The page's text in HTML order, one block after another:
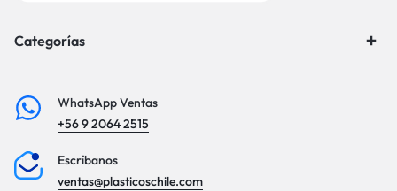
Categorías
WhatsApp Ventas
+56 9 2064 2515
Escríbanos
ventas@plasticoschile.com